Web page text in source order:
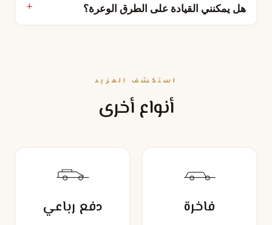
هل يمكنني القيادة على الطرق الوعرة؟
استكشف المزيد
أنواع أخرى
فاخرة دفع رباعي